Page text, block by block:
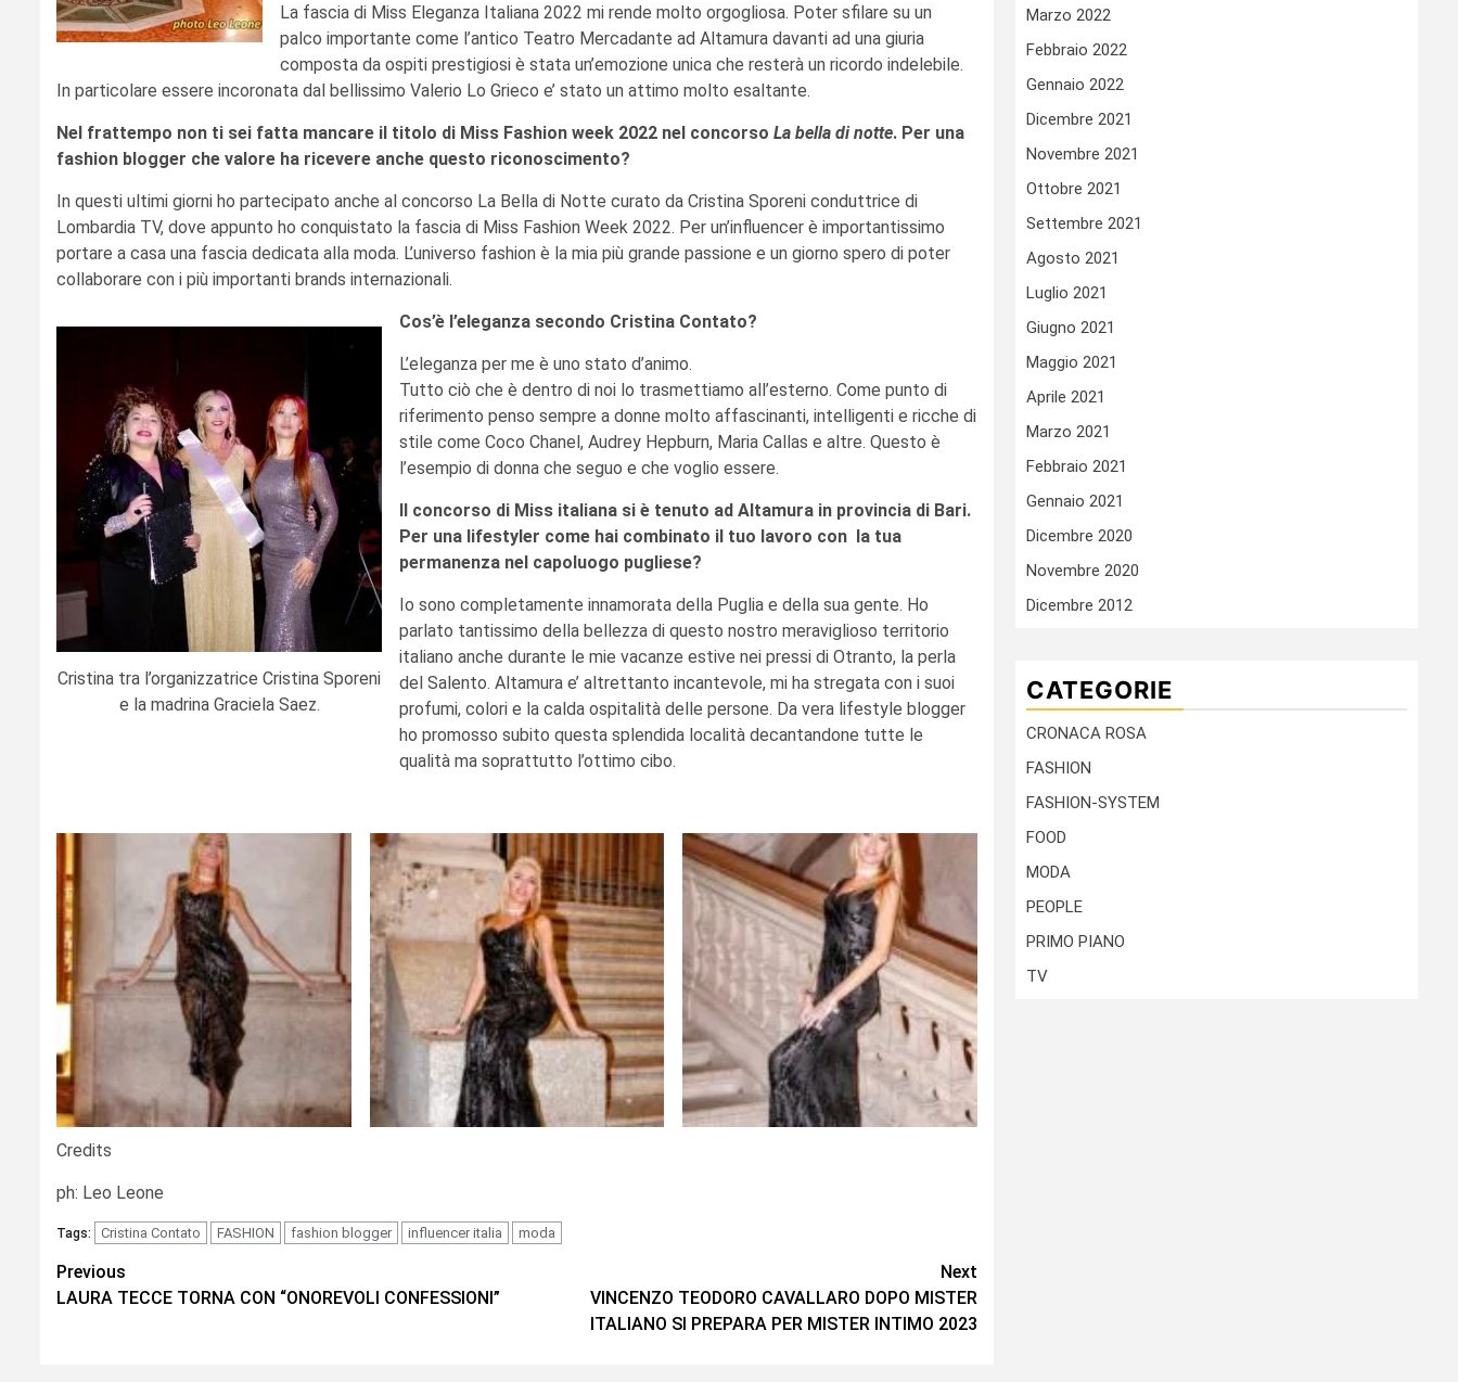
La fascia di Miss Eleganza Italiana 2022 mi rende molto orgogliosa. Poter sfilare su un
palco importante come l’antico Teatro Mercadante ad Altamura davanti ad una giuria
composta da ospiti prestigiosi è stata un’emozione unica che resterà un ricordo indelebile.
In particolare essere incoronata dal bellissimo Valerio Lo Grieco e’ stato un attimo molto esaltante.
Nel frattempo non ti sei fatta mancare il titolo di Miss Fashion week 2022 nel concorso La bella di notte. Per una
fashion blogger che valore ha ricevere anche questo riconoscimento?
In questi ultimi giorni ho partecipato anche al concorso La Bella di Notte curato da Cristina Sporeni conduttrice di
Lombardia TV, dove appunto ho conquistato la fascia di Miss Fashion Week 2022. Per un’influencer è importantissimo
portare a casa una fascia dedicata alla moda. L’universo fashion è la mia più grande passione e un giorno spero di poter
collaborare con i più importanti brands internazionali.
Cristina tra l’organizzatrice Cristina Sporeni
e la madrina Graciela Saez.
Cos’è l’eleganza secondo Cristina Contato?
L’eleganza per me è uno stato d’animo.
Tutto ciò che è dentro di noi lo trasmettiamo all’esterno. Come punto di
riferimento penso sempre a donne molto affascinanti, intelligenti e ricche di
stile come Coco Chanel, Audrey Hepburn, Maria Callas e altre. Questo è
l’esempio di donna che seguo e che voglio essere.
Il concorso di Miss italiana si è tenuto ad Altamura in provincia di Bari.
Per una lifestyler come hai combinato il tuo lavoro con la tua
permanenza nel capoluogo pugliese?
Io sono completamente innamorata della Puglia e della sua gente. Ho
parlato tantissimo della bellezza di questo nostro meraviglioso territorio
italiano anche durante le mie vacanze estive nei pressi di Otranto, la perla
del Salento. Altamura e’ altrettanto incantevole, mi ha stregata con i suoi
profumi, colori e la calda ospitalità delle persone. Da vera lifestyle blogger
ho promosso subito questa splendida località decantandone tutte le
qualità ma soprattutto l’ottimo cibo.
Credits
ph: Leo Leone
Tags: Cristina Contato FASHION fashion blogger influencer italia moda
Continue
Reading
Previous
LAURA TECCE TORNA CON “ONOREVOLI CONFESSIONI”
Next
VINCENZO TEODORO CAVALLARO DOPO MISTER
ITALIANO SI PREPARA PER MISTER INTIMO 2023
Marzo 2022
Febbraio 2022
Gennaio 2022
Dicembre 2021
Novembre 2021
Ottobre 2021
Settembre 2021
Agosto 2021
Luglio 2021
Giugno 2021
Maggio 2021
Aprile 2021
Marzo 2021
Febbraio 2021
Gennaio 2021
Dicembre 2020
Novembre 2020
Dicembre 2012
CATEGORIE
CRONACA ROSA
FASHION
FASHION-SYSTEM
FOOD
MODA
PEOPLE
PRIMO PIANO
TV